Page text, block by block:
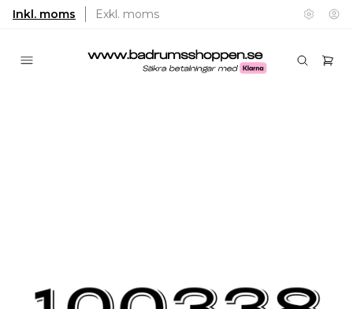
Inkl. moms Exkl. moms